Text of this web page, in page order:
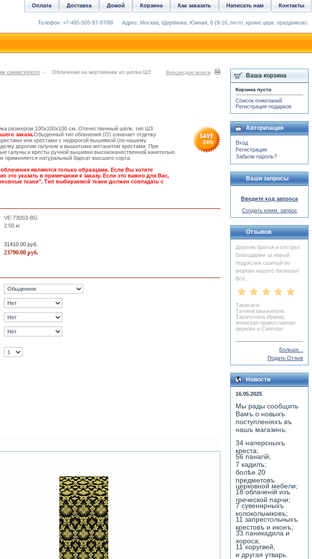
синие/золото -
Облачение на жертвенник из шёлка Ш3
Версия для печати
размером 100х100х100 см. Отечественный шёлк, тип Ш3.
заказа.Обыденный тип облачения (О) означает отделку
или крестами с недорогой вышивкой (по нашему
дорогим галуном и вышитыми метанитом крестами. При
галуны и кресты ручной вышивки высококачественной канителью.
применяется натуральный бархат высшего сорта.
являются только образцами. Если Вы хотите
указать в примечании к заказу. Если это важно для Вас,
ткани". Тип выбираемой ткани должен совпадать с
24%
VE-730S3-BG
2.50 кг
31410.00 руб.
23790.00 руб.
Ваша корзина
Корзина пуста
Список пожеланий
Регистрация подарков
Авторизация
Вход
Регистрация
Забыли пароль?
Ваши запросы
Введите код запроса
Создать комм. запрос
Отзывов
Дорогие братья и сестры!
Благодарим за новый
подрясник сшитый по
меркам нашего батюшки!
Всё...
Такахаси
Татина(заказывала
Таратухина Ирина),
японская православная
церковь в Саппоро
Больше...
Подать Отзыв
Новости
16.05.2025
Мы рады сообщить
Вамъ о новыхъ
поступленiяхъ въ
нашъ магазинъ:
34 наперсныхъ
креста;
56 панагiй;
7 кадилъ;
болѣе 20
предметовъ
церковной мебели;
18 облаченiй изъ
греческой парчи;
7 сувенирныхъ
колокольчиковъ;
11 запрестольныхъ
крестовъ и иконъ;
33 паникадила и
хороса;
11 хоругвей;
и другая утварь.
Контакты
Написать нам
Как заказать
Корзина
Домой
Доставка
Оплата
Телефон: +7-495-505-97-87/88 Адрес: Москва, Щербинка, Южная, 8 (9-16, пн-пт, кроме церк. праздников)